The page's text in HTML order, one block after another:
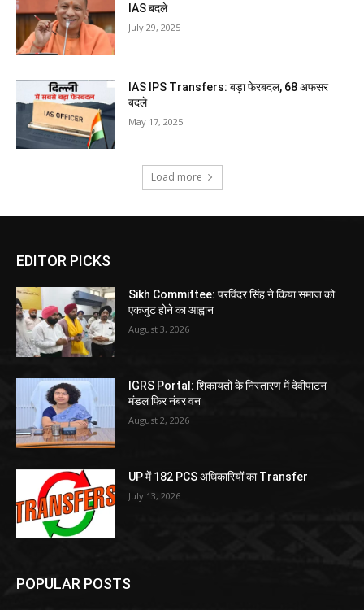
IAS बदले
July 29, 2025
IAS IPS Transfers: बड़ा फेरबदल, 68 अफसर
बदले
May 17, 2025
Load more
EDITOR PICKS
Sikh Committee: परविंदर सिंह ने किया समाज को
एकजुट होने का आह्वान
August 3, 2026
IGRS Portal: शिकायतों के निस्तारण में देवीपाटन
मंडल फिर नंबर वन
August 2, 2026
UP में 182 PCS अधिकारियों का Transfer
July 13, 2026
POPULAR POSTS